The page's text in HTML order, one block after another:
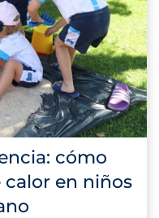
cómo
en niños